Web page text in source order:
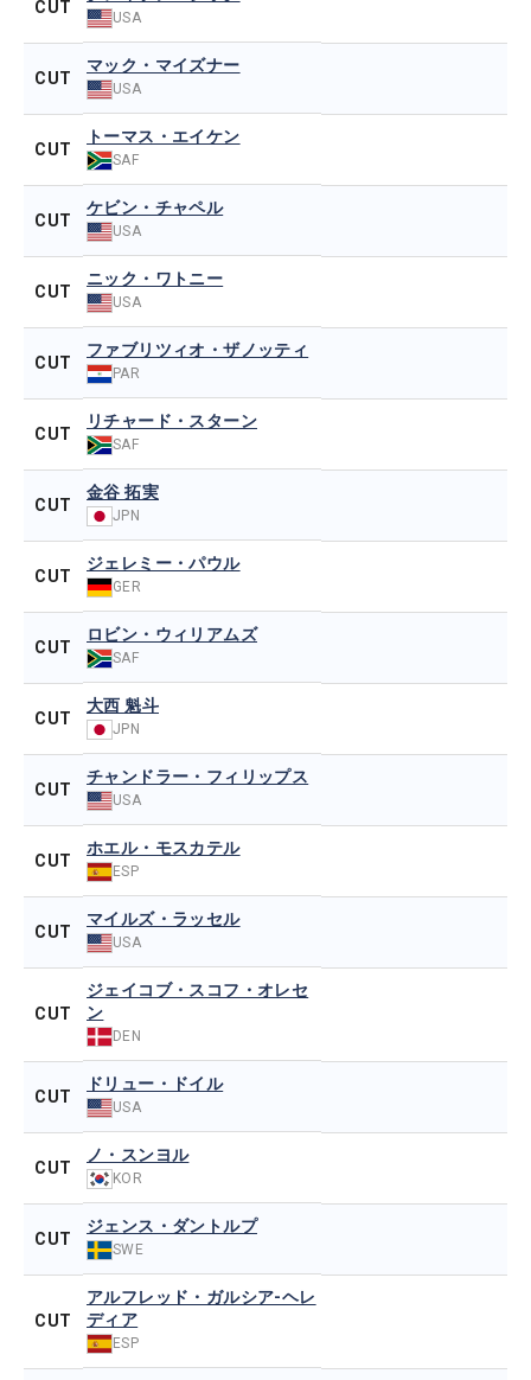
CUT
USA
CUT
マック・マイズナー
USA
CUT
トーマス・エイケン
SAF
CUT
ケビン・チャペル
USA
CUT
ニック・ワトニー
USA
CUT
ファブリツィオ・ザノッティ
PAR
CUT
リチャード・スターン
SAF
CUT
金谷 拓実
JPN
CUT
ジェレミー・パウル
GER
CUT
ロビン・ウィリアムズ
SAF
CUT
大西 魁斗
JPN
CUT
チャンドラー・フィリップス
USA
CUT
ホエル・モスカテル
ESP
CUT
マイルズ・ラッセル
USA
CUT
ジェイコブ・スコフ・オレセ
ン
DEN
CUT
ドリュー・ドイル
USA
CUT
ノ・スンヨル
KOR
CUT
ジェンス・ダントルプ
SWE
CUT
アルフレッド・ガルシア-ヘレ
ディア
ESP